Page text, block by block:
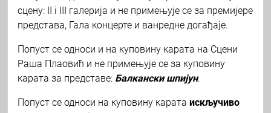
сцену: II i III галерија и не примењује се за премијере
представа, Гала концерте и ванредне догађаје.
Попуст се односи и на куповину карата на Сцени
Раша Плаовић и не примењује се за куповину
карата за представе: Балкански шпијун.
Попуст се односи на куповину карата искључиво